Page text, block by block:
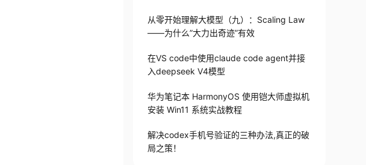
从零开始理解大模型（九）：Scaling Law
——为什么”大力出奇迹”有效
在VS code中使用claude code agent并接
入deepseek V4模型
华为笔记本 HarmonyOS 使用铠大师虚拟机
安装 Win11 系统实战教程
解决codex手机号验证的三种办法,真正的破
局之策！